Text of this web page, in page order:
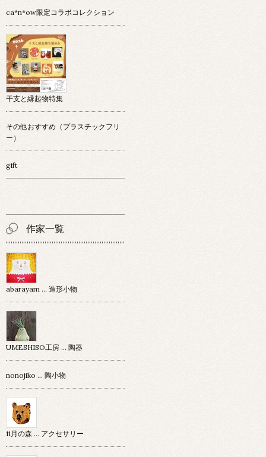
ca*n*ow限定コラボコレクション
干支と縁起物特集
その他おすすめ（プラスチックフリ
ー）
gift
作家一覧
abarayam … 造形小物
UMESHISO工房 … 陶器
nonojiko ... 陶小物
11月の森 … アクセサリー